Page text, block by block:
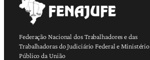
Federação Nacional dos Trabalhadores e das
Trabalhadoras do Judiciário Federal e Ministério
Público da União